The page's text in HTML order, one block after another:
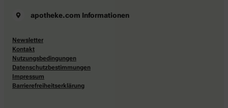
apotheke.com Informationen
Newsletter
Kontakt
Nutzungsbedingungen
Datenschutzbestimmungen
Impressum
Barrierefreiheitserklärung